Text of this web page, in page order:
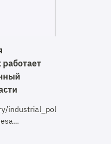
industrial_policy/articles/